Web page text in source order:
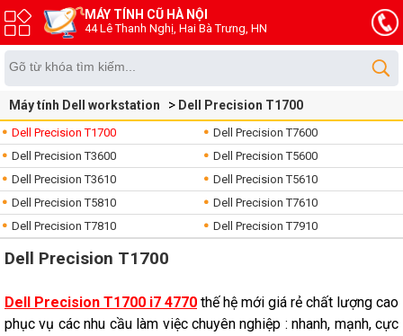
MÁY TÍNH CŨ HÀ NỘI
44 Lê Thanh Nghị, Hai Bà Trưng, HN
Máy tính Dell workstation Dell Precision T1700
Dell Precision T1700
Dell Precision T7600
Dell Precision T3600
Dell Precision T5600
Dell Precision T3610
Dell Precision T5610
Dell Precision T5810
Dell Precision T7610
Dell Precision T7810
Dell Precision T7910
Dell Precision T1700
Dell Precision T1700 i7 4770 thế hệ mới giá rẻ chất lượng cao
phục vụ các nhu cầu làm việc chuyên nghiệp : nhanh, mạnh, cực